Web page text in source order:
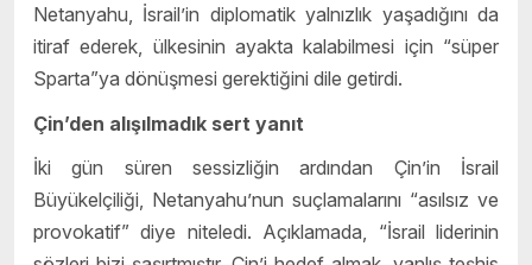
Netanyahu, İsrail’in diplomatik yalnızlık yaşadığını da
itiraf ederek, ülkesinin ayakta kalabilmesi için “süper
Sparta”ya dönüşmesi gerektiğini dile getirdi.
Çin’den alışılmadık sert yanıt
İki gün süren sessizliğin ardından Çin’in İsrail
Büyükelçiliği, Netanyahu’nun suçlamalarını “asılsız ve
provokatif” diye niteledi. Açıklamada, “İsrail liderinin